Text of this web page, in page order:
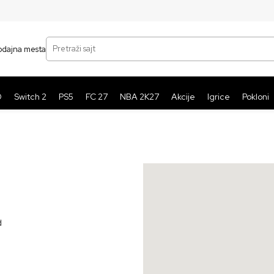
mesta Pretraži sajt
Switch 2 PS5 FC 27 NBA 2K27 Akcije Igrice Pokloni